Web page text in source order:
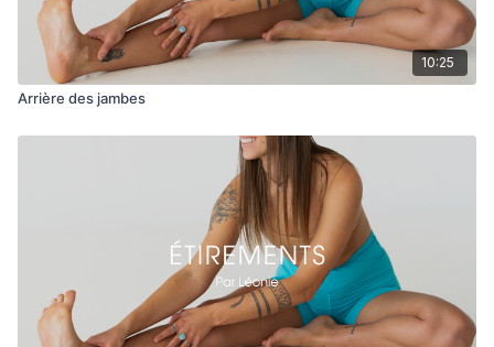
10:25
Arrière des jambes